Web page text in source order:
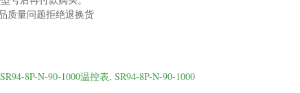
质量问题拒绝退换货
SR94-8P-N-90-1000温控表, SR94-8P-N-90-1000